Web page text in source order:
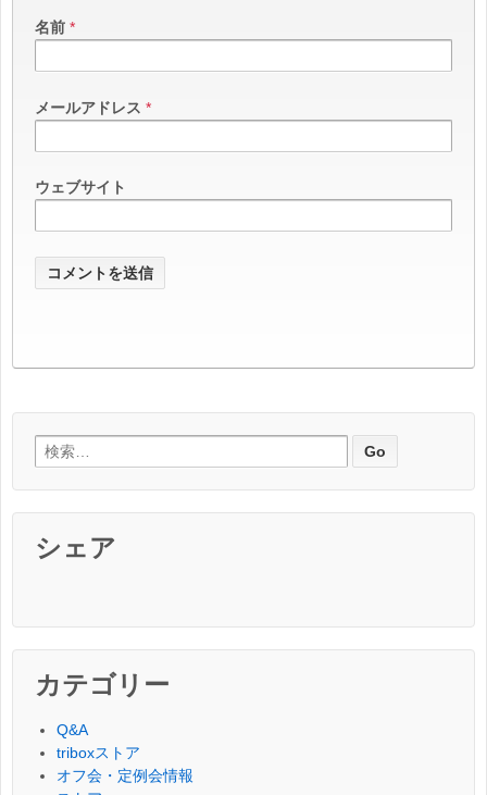
名前 *
メールアドレス *
ウェブサイト
検索:
シェア
カテゴリー
Q&A
triboxストア
オフ会・定例会情報